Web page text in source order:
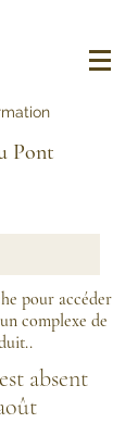
Pont
pour accéder
complexe de
absent